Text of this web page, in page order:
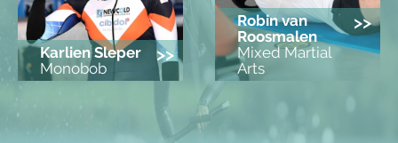
Karlien Sleper
Monobob
>>
Robin van
Roosmalen
Mixed Martial
Arts
>>